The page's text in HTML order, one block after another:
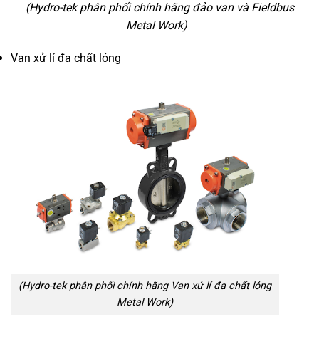
(Hydro-tek phân phối chính hãng đảo van và Fieldbus
Metal Work)
Van xử lí đa chất lỏng
(Hydro-tek phân phối chính hãng Van xử lí đa chất lỏng
Metal Work)